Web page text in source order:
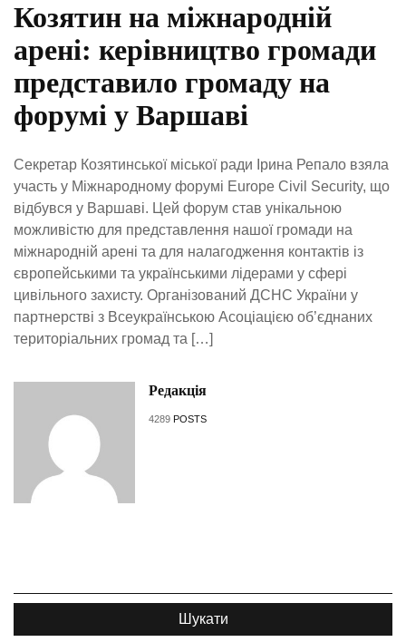
Козятин на міжнародній
арені: керівництво громади
представило громаду на
форумі у Варшаві
Секретар Козятинської міської ради Ірина Репало взяла
участь у Міжнародному форумі Europe Civil Security, що
відбувся у Варшаві. Цей форум став унікальною
можливістю для представлення нашої громади на
міжнародній арені та для налагодження контактів із
європейськими та українськими лідерами у сфері
цивільного захисту. Організований ДСНС України у
партнерстві з Всеукраїнською Асоціацією об’єднаних
територіальних громад та […]
Редакція
4289 POSTS